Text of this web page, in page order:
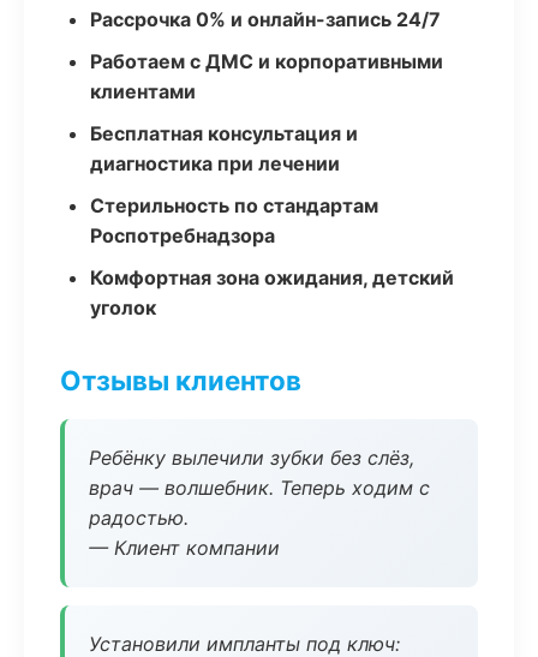
Рассрочка 0% и онлайн-запись 24/7
Работаем с ДМС и корпоративными
клиентами
Бесплатная консультация и
диагностика при лечении
Стерильность по стандартам
Роспотребнадзора
Комфортная зона ожидания, детский
уголок
Отзывы клиентов
Ребёнку вылечили зубки без слёз,
врач — волшебник. Теперь ходим с
радостью.
— Клиент компании
Установили импланты под ключ: